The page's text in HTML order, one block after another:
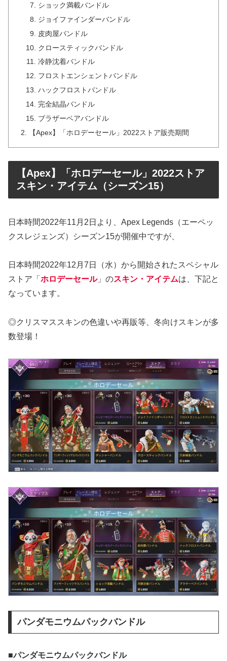
ショック満載バンドル
ジョイファインダーバンドル
皮肉屋バンドル
クロースティックバンドル
冷静沈着バンドル
フロストエンシェントバンドル
ハックフロストバンドル
完全結晶バンドル
ブラザーベアバンドル
【Apex】「ホロデーセール」2022ストア販売期間
【Apex】「ホロデーセール」2022ストア
スキン・アイテム（シーズン15）
日本時間2022年11月2日より、Apex Legends（エーペッ
クスレジェンズ）シーズン15が開催中ですが、
日本時間2022年12月7日（水）から開始されたスペシャル
ストア「 ホロデーセール」のスキン・アイテムは、下記と
なっています。
◎クリスマススキンの色違いや再販等、冬向けスキンが多
数登場！
パンダモニウムパックバンドル
■パンダモニウムパックバンドル